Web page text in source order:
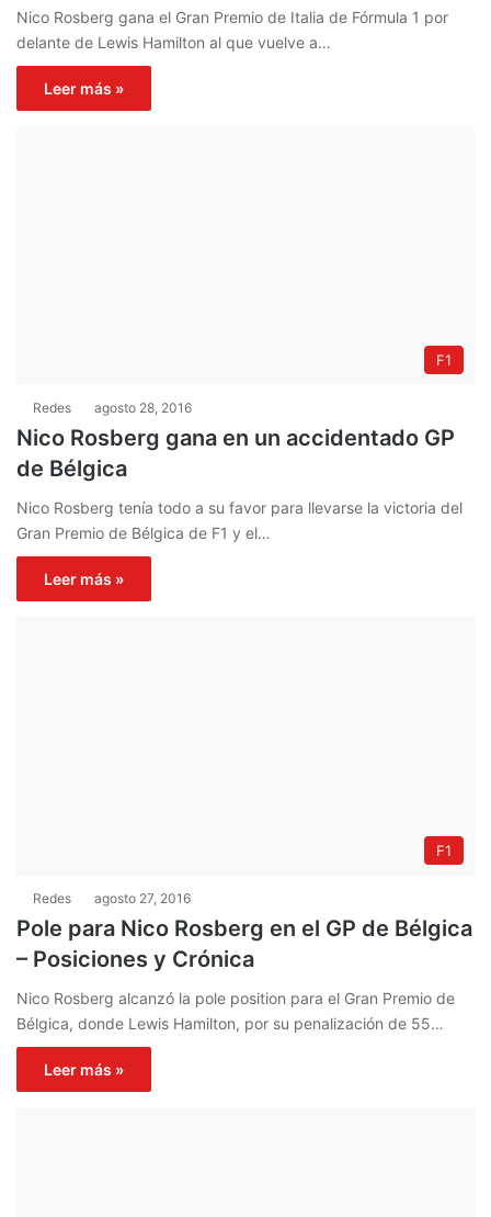
Nico Rosberg gana el Gran Premio de Italia de Fórmula 1 por
delante de Lewis Hamilton al que vuelve a…
Leer más »
F1
Redes agosto 28, 2016
Nico Rosberg gana en un accidentado GP
de Bélgica
Nico Rosberg tenía todo a su favor para llevarse la victoria del
Gran Premio de Bélgica de F1 y el…
Leer más »
F1
Redes agosto 27, 2016
Pole para Nico Rosberg en el GP de Bélgica
– Posiciones y Crónica
Nico Rosberg alcanzó la pole position para el Gran Premio de
Bélgica, donde Lewis Hamilton, por su penalización de 55…
Leer más »